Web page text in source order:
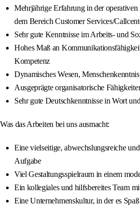
Mehrjährige Erfahrung in der operativen
dem Bereich Customer Services/
Sehr gute Kenntnisse im Arbeits- und
Hohes Maß an
Kompetenz
Dynamisches Wesen,
Ausgeprägte organisatorische
Sehr gute Deutschkenntnisse in Wort
Was das Arbeiten bei uns ausmacht:
Eine vielseitige, abwechslungsreiche
Aufgabe
Viel Gestaltungsspielraum in einem
Ein kollegiales und hilfsbereites Team
Eine Unternehmenskultur, in der es